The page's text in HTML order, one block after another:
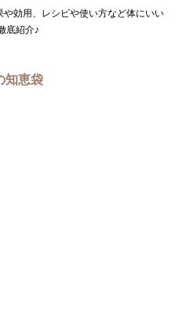
効用、レシピや使い方など体にいい
底紹介♪
知恵袋